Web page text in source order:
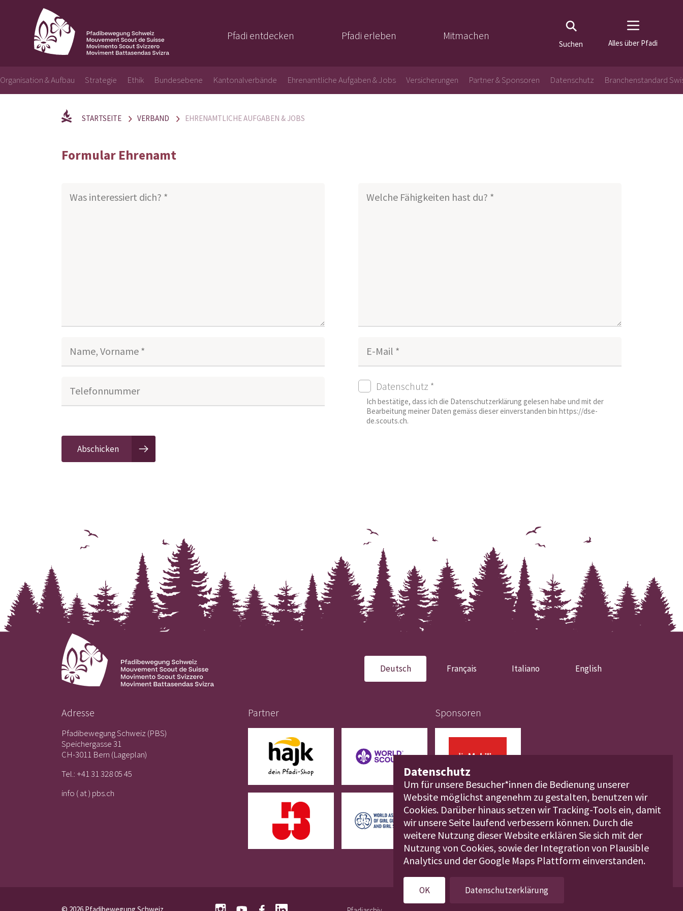
Pfadi entdecken Pfadi erleben Mitmachen
Suchen Alles über Pfadi
Organisation & Aufbau Strategie Ethik Bundesebene Kantonalverbände Ehrenamtliche Aufgaben & Jobs Versicherungen Partner & Sponsoren Datenschutz Branchenstandard
STARTSEITE VERBAND EHRENAMTLICHE AUFGABEN & JOBS
Formular Ehrenamt
Was interessiert dich? * Welche Fähigkeiten hast du? *
Name, Vorname * E-Mail *
Telefonnummer Datenschutz *
Ich bestätige, dass ich die Datenschutzerklärung gelesen habe und mit der
Bearbeitung meiner Daten gemäss dieser einverstanden bin https://dse-
de.scouts.ch.
Abschicken
Deutsch Français Italiano English
Adresse
Pfadibewegung Schweiz (PBS)
Speichergasse 31
CH-3011 Bern (Lageplan)
Tel.: +41 31 328 05 45
info ( at ) pbs.ch
Partner Sponsoren
© 2026 Pfadibewegung Schweiz
Datenschutz
Um für unsere Besucher*innen die Bedienung unserer
Website möglichst angenehm zu gestalten, benutzen wir
Cookies. Darüber hinaus setzen wir Tracking-Tools ein, damit
wir unsere Seite laufend verbessern können. Durch die
weitere Nutzung dieser Website erklären Sie sich mit der
Nutzung von Cookies, sowie der Integration von Plausible
Analytics und der Google Maps Plattform einverstanden.
OK Datenschutzerklärung